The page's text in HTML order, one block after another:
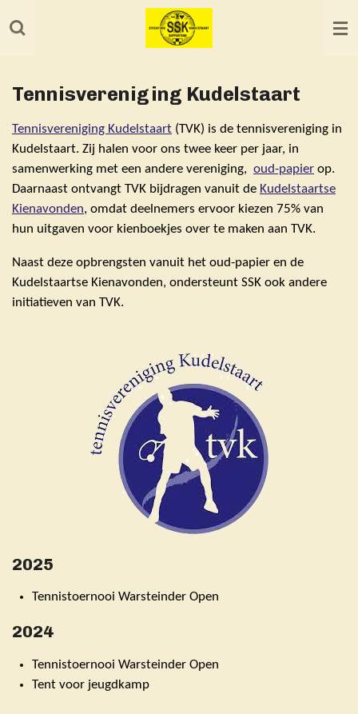
Ga
direct
hoofdinhoud
Tennisvereniging Kudelstaart
Tennisvereniging Kudelstaart (TVK) is de tennisvereniging in
Kudelstaart. Zij halen voor ons twee keer per jaar, in
samenwerking met een andere vereniging, oud-papier op.
Daarnaast ontvangt TVK bijdragen vanuit de Kudelstaartse
Kienavonden, omdat deelnemers ervoor kiezen 75% van
hun uitgaven voor kienboekjes over te maken aan TVK.
Naast deze opbrengsten vanuit het oud-papier en de
Kudelstaartse Kienavonden, ondersteunt SSK ook andere
initiatieven van TVK.
2025
Tennistoernooi Warsteinder Open
2024
Tennistoernooi Warsteinder Open
Tent voor jeugdkamp